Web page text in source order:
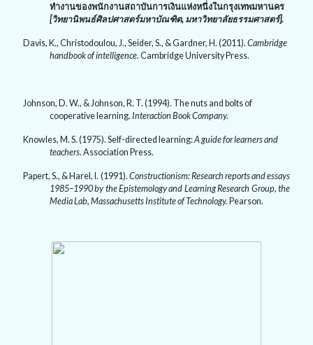
ทำงานของพนักงานสถาบันการเงินแห่งหนึ่งในกรุงเทพมหานคร
[วิทยานิพนธ์ศิลปศาสตร์มหาบัณฑิต, มหาวิทยาลัยธรรมศาสตร์].
Davis, K., Christodoulou, J., Seider, S., & Gardner, H. (2011). Cambridge
handbook of intelligence. Cambridge University Press.
Johnson, D. W., & Johnson, R. T. (1994). The nuts and bolts of
cooperative learning. Interaction Book Company.
Knowles, M. S. (1975). Self-directed learning:A guide for learners and
teachers. Association Press.
Papert, S., & Harel, I. (1991). Constructionism: Research reports and essays
1985–1990 by the Epistemology and Learning Research Group, the
Media Lab, Massachusetts Institute of Technology. Pearson.